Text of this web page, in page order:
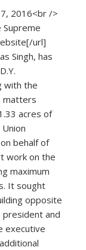
2016<br />
url]
Singh, has
with the
matters
acres of
behalf of
work on the
maximum
It sought
opposite
and
executive